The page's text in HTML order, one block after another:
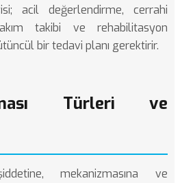
acil değerlendirme, cerrahi
takibi ve rehabilitasyon
bir tedavi planı gerektirir.
Türleri ve
mekanizmasına ve